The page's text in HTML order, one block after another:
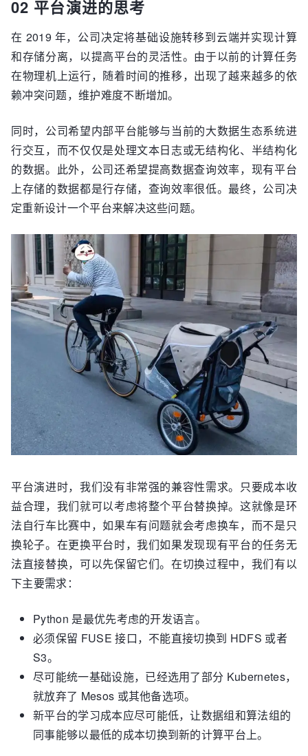
02 平台演进的思考
在 2019 年，公司决定将基础设施转移到云端并实现计算
和存储分离，以提高平台的灵活性。由于以前的计算任务
在物理机上运行，随着时间的推移，出现了越来越多的依
赖冲突问题，维护难度不断增加。
同时，公司希望内部平台能够与当前的大数据生态系统进
行交互，而不仅仅是处理文本日志或无结构化、半结构化
的数据。此外，公司还希望提高数据查询效率，现有平台
上存储的数据都是行存储，查询效率很低。最终，公司决
定重新设计一个平台来解决这些问题。
平台演进时，我们没有非常强的兼容性需求。只要成本收
益合理，我们就可以考虑将整个平台替换掉。这就像是环
法自行车比赛中，如果车有问题就会考虑换车，而不是只
换轮子。在更换平台时，我们如果发现现有平台的任务无
法直接替换，可以先保留它们。在切换过程中，我们有以
下主要需求：
Python 是最优先考虑的开发语言。
必须保留 FUSE 接口，不能直接切换到 HDFS 或者
S3。
尽可能统一基础设施，已经选用了部分 Kubernetes，
就放弃了 Mesos 或其他备选项。
新平台的学习成本应尽可能低，让数据组和算法组的
同事能够以最低的成本切换到新的计算平台上。